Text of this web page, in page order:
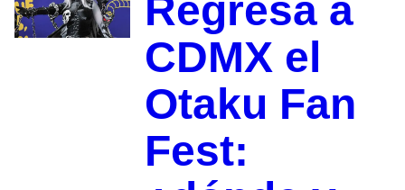
Regresa a
CDMX el
Otaku Fan
Fest: